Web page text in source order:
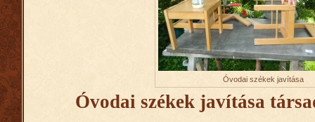
Óvodai székek javítása
Óvodai székek javítása